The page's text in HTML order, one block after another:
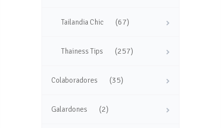
Tailandia Chic (67)
Thainess Tips (257)
Colaboradores (35)
Galardones (2)